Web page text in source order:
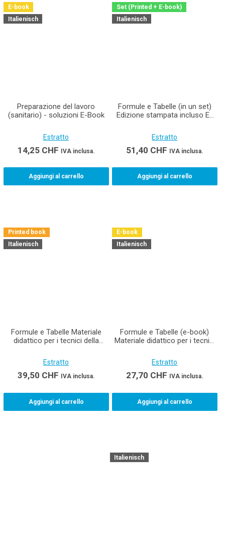
E-book
Italienisch
Preparazione del lavoro
(sanitario) - soluzioni E-Book
Estratto
14,25 CHF IVA inclusa.
Aggiungi al carrello
Set (Printed + E-book)
Italienisch
Formule e Tabelle (in un set)
Edizione stampata incluso E-
tecnici della costruzione AFC
Estratto
51,40 CHF IVA inclusa.
Aggiungi al carrello
Printed book
Italienisch
Formule e Tabelle Materiale
didattico per i tecnici della
Estratto
39,50 CHF IVA inclusa.
Aggiungi al carrello
E-book
Italienisch
Formule e Tabelle (e-book)
Materiale didattico per i tecnici
Estratto
27,70 CHF IVA inclusa.
Aggiungi al carrello
Italienisch